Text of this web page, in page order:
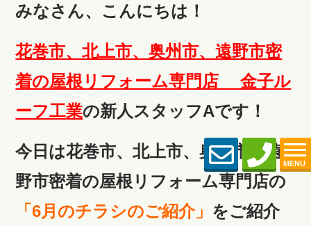
MENU
みなさん、こんにちは！
花巻市、北上市、奥州市、遠野市密
着の屋根リフォーム専門店 金子ル
ーフ工業の新人スタッフAです！
今日は花巻市、北上市、奥州市、遠
野市密着の屋根リフォーム専門店の
「6月のチラシのご紹介」 をご紹介